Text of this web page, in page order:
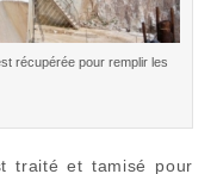
récupérée pour remplir les
traité et tamisé pour